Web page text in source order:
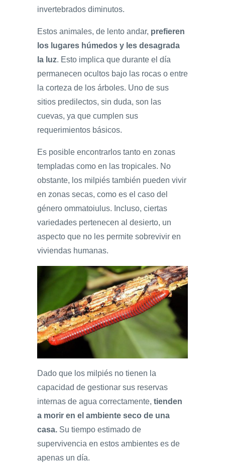
invertebrados diminutos.
Estos animales, de lento andar, prefieren
los lugares húmedos y les desagrada
la luz. Esto implica que durante el día
permanecen ocultos bajo las rocas o entre
la corteza de los árboles. Uno de sus
sitios predilectos, sin duda, son las
cuevas, ya que cumplen sus
requerimientos básicos.
Es posible encontrarlos tanto en zonas
templadas como en las tropicales. No
obstante, los milpiés también pueden vivir
en zonas secas, como es el caso del
género ommatoiulus. Incluso, ciertas
variedades pertenecen al desierto, un
aspecto que no les permite sobrevivir en
viviendas humanas.
Dado que los milpiés no tienen la
capacidad de gestionar sus reservas
internas de agua correctamente, tienden
a morir en el ambiente seco de una
casa. Su tiempo estimado de
supervivencia en estos ambientes es de
apenas un día.